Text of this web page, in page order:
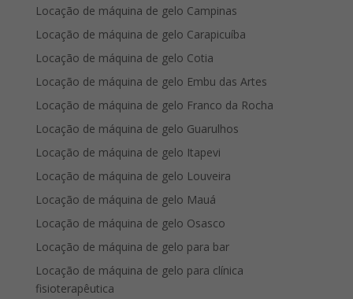
Locação de máquina de gelo Campinas
Locação de máquina de gelo Carapicuíba
Locação de máquina de gelo Cotia
Locação de máquina de gelo Embu das Artes
Locação de máquina de gelo Franco da Rocha
Locação de máquina de gelo Guarulhos
Locação de máquina de gelo Itapevi
Locação de máquina de gelo Louveira
Locação de máquina de gelo Mauá
Locação de máquina de gelo Osasco
Locação de máquina de gelo para bar
Locação de máquina de gelo para clínica
fisioterapêutica